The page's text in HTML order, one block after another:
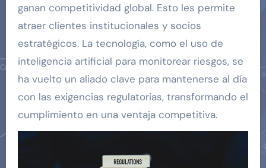
ganan competitividad global. Esto les permite
atraer clientes institucionales y socios
estratégicos. La tecnología, como el uso de
inteligencia artificial para monitorear riesgos, se
ha vuelto un aliado clave para mantenerse al día
con las exigencias regulatorias, transformando el
cumplimiento en una ventaja competitiva.